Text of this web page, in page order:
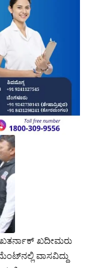
ಖತರ್ನಾಕ್ ಖದೀಮರು
ವಾಸವಿದ್ದು